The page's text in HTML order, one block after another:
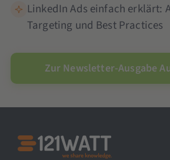
LinkedIn Ads einfach erklärt:
Targeting und Best Practices
Zur Newsletter-Ausgabe